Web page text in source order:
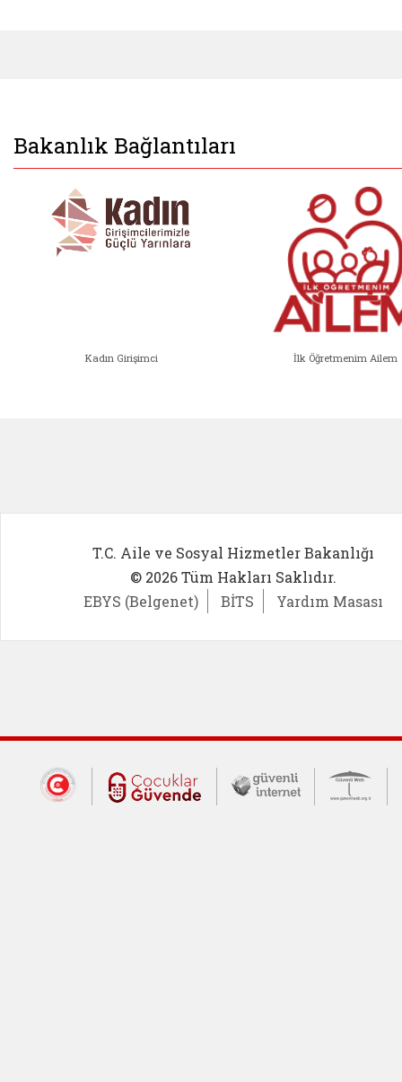
Bakanlık Bağlantıları
Kadın Girişimci İlk Öğretmenim Ailem
T.C. Aile ve Sosyal Hizmetler Bakanlığı
© 2026 Tüm Hakları Saklıdır.
EBYS (Belgenet)
BİTS Yardım Masası
Dış Bağlantılar
Cumhurbaşkanlığı İletişim Merkezi
Çocuklar Güvende (yeni
Güvenli